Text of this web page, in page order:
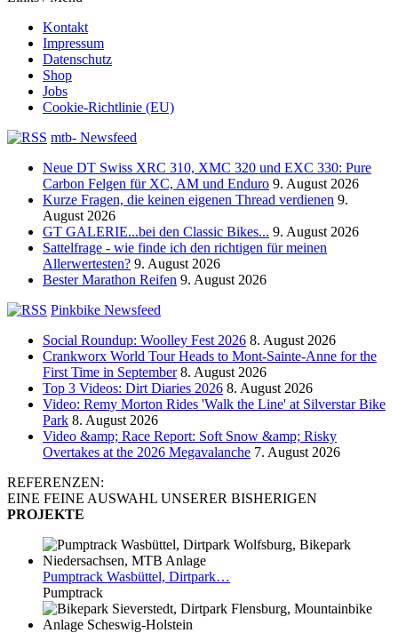
Kontakt
Impressum
Datenschutz
Shop
Jobs
Cookie-Richtlinie (EU)
mtb- Newsfeed
Neue DT Swiss XRC 310, XMC 320 und EXC 330: Pure
Carbon Felgen für XC, AM und Enduro 9. August 2026
Kurze Fragen, die keinen eigenen Thread verdienen 9.
August 2026
GT GALERIE...bei den Classic Bikes... 9. August 2026
Sattelfrage - wie finde ich den richtigen für meinen
Allerwertesten? 9. August 2026
Bester Marathon Reifen 9. August 2026
Pinkbike Newsfeed
Social Roundup: Woolley Fest 2026 8. August 2026
Crankworx World Tour Heads to Mont-Sainte-Anne for the
First Time in September 8. August 2026
Top 3 Videos: Dirt Diaries 2026 8. August 2026
Video: Remy Morton Rides 'Walk the Line' at Silverstar Bike
Park 8. August 2026
Video &amp; Race Report: Soft Snow &amp; Risky
Overtakes at the 2026 Megavalanche 7. August 2026
REFERENZEN:
EINE FEINE AUSWAHL UNSERER BISHERIGEN
PROJEKTE
Pumptrack Wasbüttel, Dirtpark…
Pumptrack